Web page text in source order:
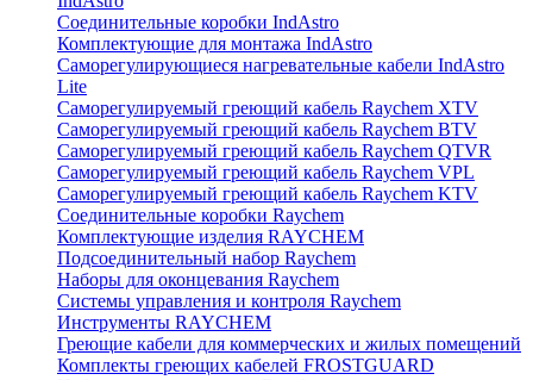
Соединительные коробки IndAstro
Комплектующие для монтажа IndAstro
Саморегулирующиеся нагревательные кабели IndAstro
Lite
Саморегулируемый греющий кабель Raychem XTV
Саморегулируемый греющий кабель Raychem BTV
Саморегулируемый греющий кабель Raychem QTVR
Саморегулируемый греющий кабель Raychem VPL
Саморегулируемый греющий кабель Raychem KTV
Соединительные коробки Raychem
Комплектующие изделия RAYCHEM
Подсоединительный набор Raychem
Наборы для оконцевания Raychem
Системы управления и контроля Raychem
Инструменты RAYCHEM
Греющие кабели для коммерческих и жилых помещений
Комплекты греющих кабелей FROSTGUARD